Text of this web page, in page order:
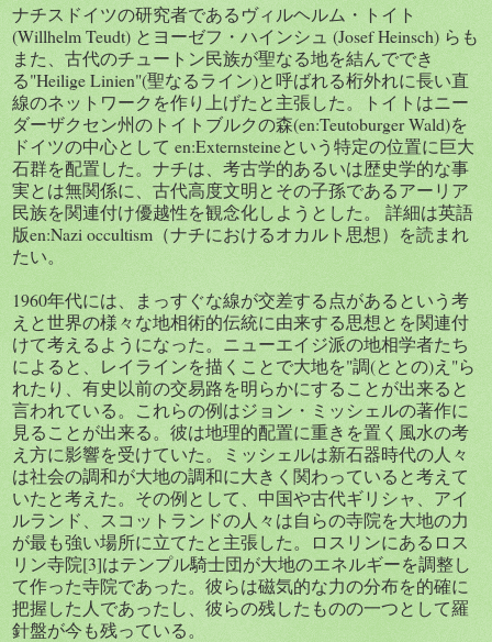
ナチスドイツの研究者であるヴィルヘルム・トイト
(Willhelm Teudt) とヨーゼフ・ハインシュ (Josef Heinsch) らも
また、古代のチュートン民族が聖なる地を結んででき
る"Heilige Linien"(聖なるライン)と呼ばれる桁外れに長い直
線のネットワークを作り上げたと主張した。トイトはニー
ダーザクセン州のトイトブルクの森(en:Teutoburger Wald)を
ドイツの中心として en:Externsteineという特定の位置に巨大
石群を配置した。ナチは、考古学的あるいは歴史学的な事
実とは無関係に、古代高度文明とその子孫であるアーリア
民族を関連付け優越性を観念化しようとした。 詳細は英語
版en:Nazi occultism（ナチにおけるオカルト思想）を読まれ
たい。
1960年代には、まっすぐな線が交差する点があるという考
えと世界の様々な地相術的伝統に由来する思想とを関連付
けて考えるようになった。ニューエイジ派の地相学者たち
によると、レイラインを描くことで大地を"調(ととの)え"ら
れたり、有史以前の交易路を明らかにすることが出来ると
言われている。これらの例はジョン・ミッシェルの著作に
見ることが出来る。彼は地理的配置に重きを置く風水の考
え方に影響を受けていた。ミッシェルは新石器時代の人々
は社会の調和が大地の調和に大きく関わっていると考えて
いたと考えた。その例として、中国や古代ギリシャ、アイ
ルランド、スコットランドの人々は自らの寺院を大地の力
が最も強い場所に立てたと主張した。ロスリンにあるロス
リン寺院[3]はテンプル騎士団が大地のエネルギーを調整し
て作った寺院であった。彼らは磁気的な力の分布を的確に
把握した人であったし、彼らの残したものの一つとして羅
針盤が今も残っている。